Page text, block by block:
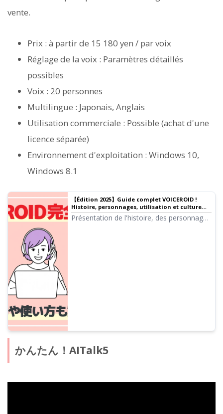
vente.
Prix : à partir de 15 180 yen / par voix
Réglage de la voix : Paramètres détaillés
possibles
Voix : 20 personnes
Multilingue : Japonais, Anglais
Utilisation commerciale : Possible (achat d'une
licence séparée)
Environnement d'exploitation : Windows 10,
Windows 8.1
【Édition 2025】Guide complet VOICEROID !
Histoire, personnages, utilisation et culture
VoiRo | Logiciel de synthèse vocale Ondoku
Présentation de l'histoire, des personnages
かんたん！AITalk5